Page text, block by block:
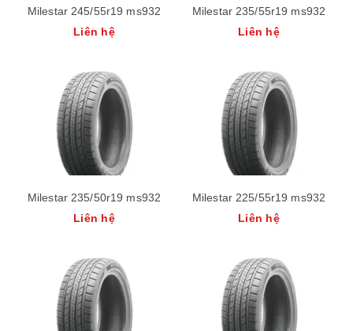
Milestar 245/55r19 ms932
Liên hệ
Milestar 235/55r19 ms932
Liên hệ
Milestar 235/50r19 ms932
Liên hệ
Milestar 225/55r19 ms932
Liên hệ